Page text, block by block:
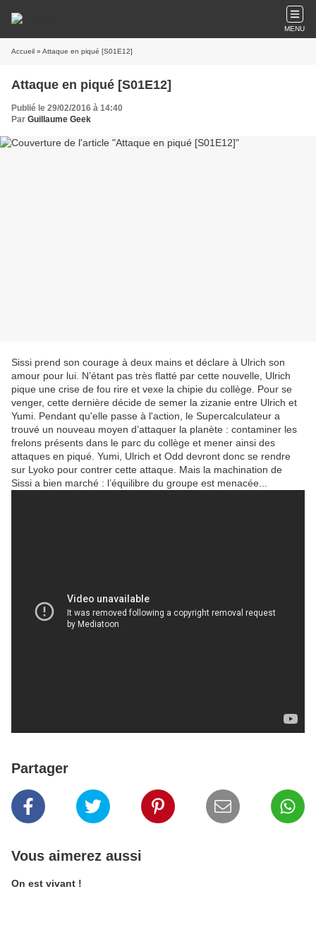
MENU
Accueil » Attaque en piqué [S01E12]
Attaque en piqué [S01E12]
Publié le 29/02/2016 à 14:40
Par Guillaume Geek
Sissi prend son courage à deux mains et déclare à Ulrich son
amour pour lui. N’étant pas très flatté par cette nouvelle, Ulrich
pique une crise de fou rire et vexe la chipie du collège. Pour se
venger, cette dernière décide de semer la zizanie entre Ulrich et
Yumi. Pendant qu'elle passe à l'action, le Supercalculateur a
trouvé un nouveau moyen d’attaquer la planète : contaminer les
frelons présents dans le parc du collège et mener ainsi des
attaques en piqué. Yumi, Ulrich et Odd devront donc se rendre
sur Lyoko pour contrer cette attaque. Mais la machination de
Sissi a bien marché : l’équilibre du groupe est menacée...
Partager
Vous aimerez aussi
On est vivant !